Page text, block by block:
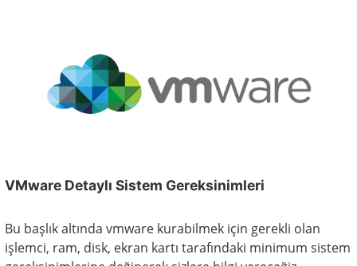
VMware Detaylı Sistem Gereksinimleri
Bu başlık altında vmware kurabilmek için gerekli olan
işlemci, ram, disk, ekran kartı tarafındaki minimum sistem